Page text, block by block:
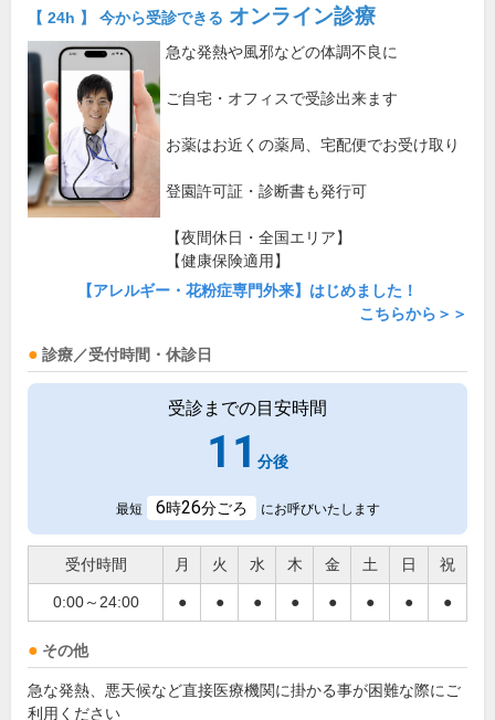
【 24h 】 今から受診できる オンライン診療
急な発熱や風邪などの体調不良に
ご自宅・オフィスで受診出来ます
お薬はお近くの薬局、宅配便でお受け取り
登園許可証・診断書も発行可
【夜間休日・全国エリア】
【健康保険適用】
【アレルギー・花粉症専門外来】はじめました！
こちらから＞＞
診療／受付時間・休診日
受診までの目安時間
11 分後
最短 6時26分ごろ にお呼びいたします
受付時間 月 火 水 木 金 土 日 祝
0:00～24:00 ● ● ● ● ● ● ● ●
その他
急な発熱、悪天候など直接医療機関に掛かる事が困難な際にご
利用ください